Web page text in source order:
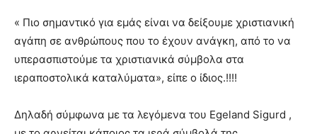
« Πιο σημαντικό για εμάς είναι να δείξουμε χριστιανική
αγάπη σε ανθρώπους που το έχουν ανάγκη, από το να
υπερασπιστούμε τα χριστιανικά σύμβολα στα
ιεραποστολικά καταλύματα», είπε ο ίδιος.!!!!
Δηλαδή σύμφωνα με τα λεγόμενα του Egeland Sigurd ,